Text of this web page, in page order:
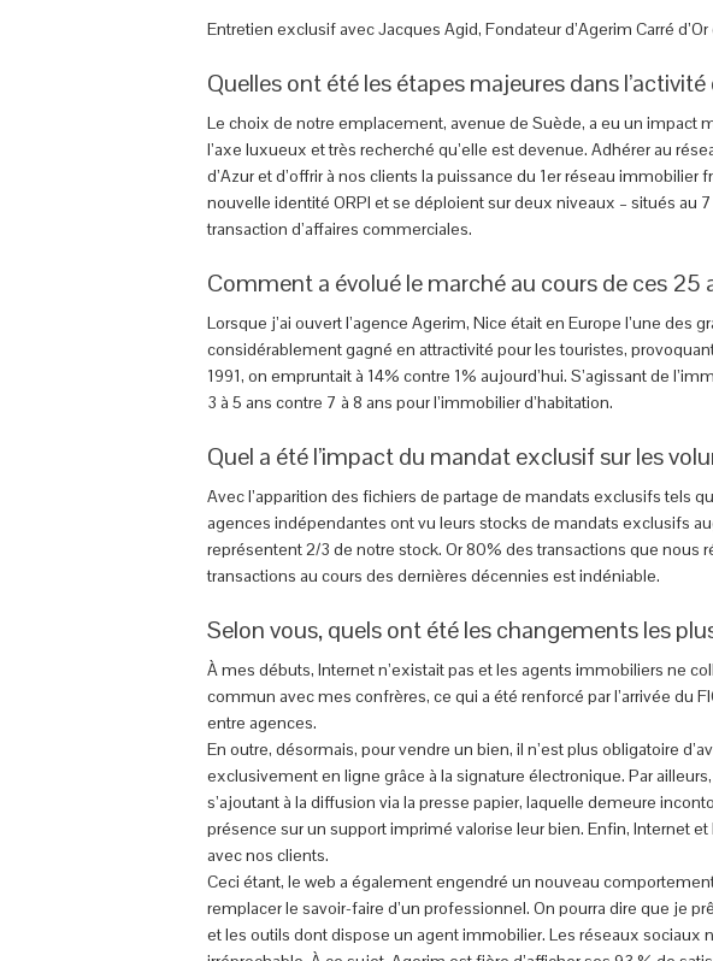
Entretien exclusif avec Jacques Agid, Fondateur d’Agerim Carré
Quelles ont été les étapes majeures dans l’activité
Le choix de notre emplacement, avenue de Suède, a eu un impact
l’axe luxueux et très recherché qu’elle est devenue. Adhérer au
d’Azur et d’offrir à nos clients la puissance du 1er réseau
nouvelle identité ORPI et se déploient sur deux niveaux – situés au
transaction d’affaires commerciales.
Comment a évolué le marché au cours de ces 25
Lorsque j’ai ouvert l’agence Agerim, Nice était en Europe l’une des
considérablement gagné en attractivité pour les touristes,
1991, on empruntait à 14% contre 1% aujourd’hui. S’agissant de
3 à 5 ans contre 7 à 8 ans pour l’immobilier d’habitation.
Quel a été l’impact du mandat exclusif sur les
Avec l’apparition des fichiers de partage de mandats exclusifs tels
agences indépendantes ont vu leurs stocks de mandats exclusifs
représentent 2/3 de notre stock. Or 80% des transactions que
transactions au cours des dernières décennies est indéniable.
Selon vous, quels ont été les changements les
À mes débuts, Internet n’existait pas et les agents immobiliers ne
commun avec mes confrères, ce qui a été renforcé par l’arrivée du
entre agences.
En outre, désormais, pour vendre un bien, il n’est plus obligatoire
exclusivement en ligne grâce à la signature électronique. Par
s’ajoutant à la diffusion via la presse papier, laquelle demeure
présence sur un support imprimé valorise leur bien. Enfin, Internet
avec nos clients.
Ceci étant, le web a également engendré un nouveau
remplacer le savoir-faire d’un professionnel. On pourra dire que je
et les outils dont dispose un agent immobilier. Les réseaux